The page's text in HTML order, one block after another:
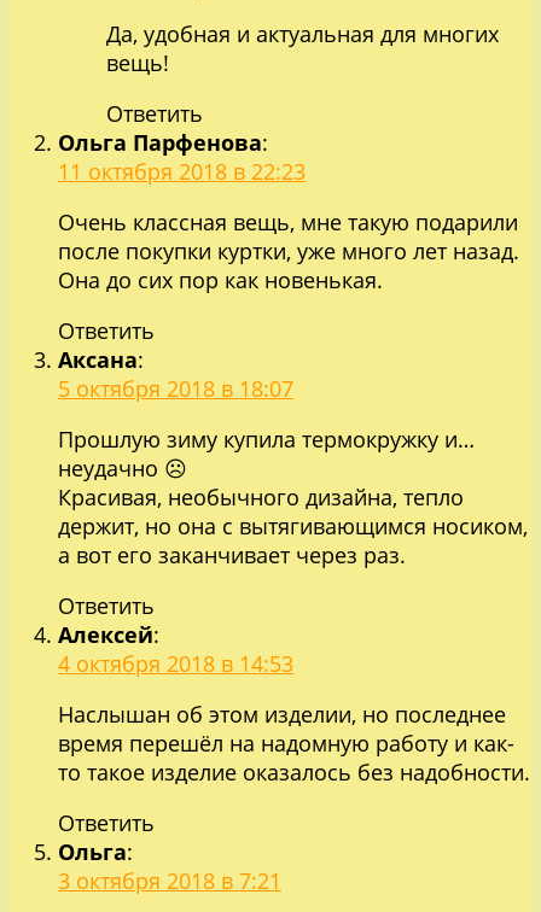
Да, удобная и актуальная для многих
вещь!
Ответить
Ольга Парфенова:
11 октября 2018 в 22:23
Очень классная вещь, мне такую подарили
после покупки куртки, уже много лет назад.
Она до сих пор как новенькая.
Ответить
Аксана:
5 октября 2018 в 18:07
Прошлую зиму купила термокружку и…
неудачно ☹
Красивая, необычного дизайна, тепло
держит, но она с вытягивающимся носиком,
а вот его заканчивает через раз.
Ответить
Алексей:
4 октября 2018 в 14:53
Наслышан об этом изделии, но последнее
время перешёл на надомную работу и как-
то такое изделие оказалось без надобности.
Ответить
Ольга:
3 октября 2018 в 7:21